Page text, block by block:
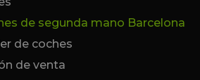
de segunda mano Barcelona
de coches
de venta